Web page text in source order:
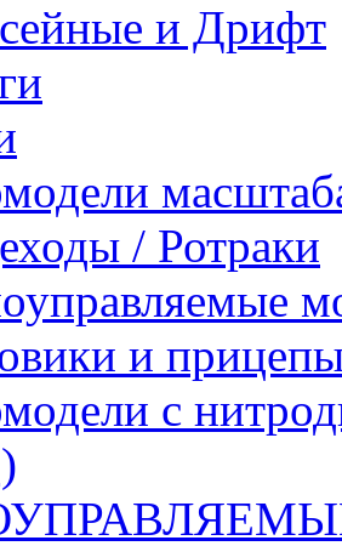
и Дрифт
/ Ротраки
и
с